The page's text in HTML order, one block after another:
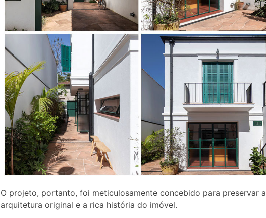
O projeto, portanto, foi meticulosamente concebido para preservar a
arquitetura original e a rica história do imóvel.